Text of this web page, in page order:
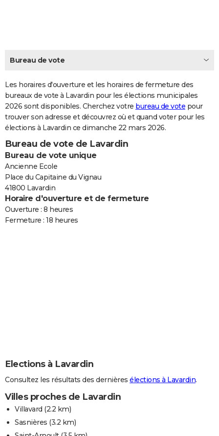
Carte de Noël
Carte Bonne année
Carte Saint-Valentin
Carte Pâques
Carte d'anniversaire
DICTIONNAIRE
Dictionnaire
Biographies
Citations
Expressions
Proverbes
PROGRAMME TV
COPAINS D'AVANT
S'inscrire
Se connecter
Lycées
Collèges
Primaires
Universités
Entreprises
Service militaire
Avis de recherche
AVIS DE DÉCÈS
FORUM
Bricolage
Lifestyle
Culture
Sport
Auto
Television
Voyage
Cinema
Bureau de vote
Les horaires d'ouverture et les horaires de fermeture des
bureaux de vote à Lavardin pour les élections municipales
2026 sont disponibles. Cherchez votre bureau de vote pour
trouver son adresse et découvrez où et quand voter pour les
élections à Lavardin ce dimanche 22 mars 2026.
Bureau de vote de Lavardin
Bureau de vote unique
Ancienne Ecole
Place du Capitaine du Vignau
41800 Lavardin
Horaire d'ouverture et de fermeture
Ouverture : 8 heures
Fermeture : 18 heures
Elections à Lavardin
Consultez les résultats des dernières élections à Lavardin.
Villes proches de Lavardin
Villavard (2.2 km)
Sasnières (3.2 km)